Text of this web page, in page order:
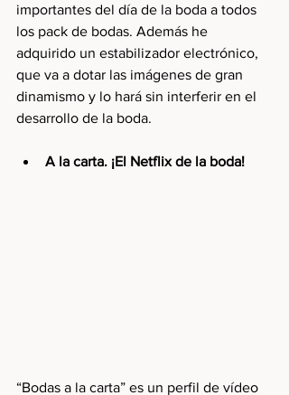
importantes del día de la boda a todos
los pack de bodas. Además he
adquirido un estabilizador electrónico,
que va a dotar las imágenes de gran
dinamismo y lo hará sin interferir en el
desarrollo de la boda.
A la carta. ¡El Netflix de la boda!
“Bodas a la carta” es un perfil de vídeo